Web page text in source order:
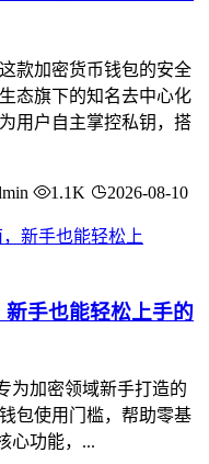
款加密货币钱包的安全
态旗下的知名去中心化
用户自主掌控私钥，搭
1.1K 2026-08-10
手也能轻松上手的
为加密领域新手打造的
包使用门槛，帮助零基
心功能，...